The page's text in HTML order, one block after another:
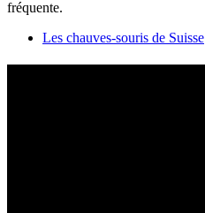
fréquente.
Les chauves-souris de Suisse